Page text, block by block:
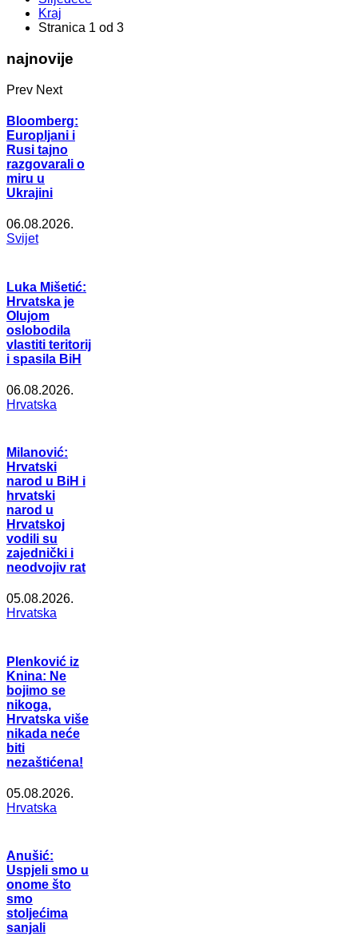
Kraj
Stranica 1 od 3
najnovije
Prev Next
Bloomberg:
Europljani i
Rusi tajno
razgovarali o
miru u
Ukrajini
06.08.2026.
Svijet
Luka Mišetić:
Hrvatska je
Olujom
oslobodila
vlastiti teritorij
i spasila BiH
06.08.2026.
Hrvatska
Milanović:
Hrvatski
narod u BiH i
hrvatski
narod u
Hrvatskoj
vodili su
zajednički i
neodvojiv rat
05.08.2026.
Hrvatska
Plenković iz
Knina: Ne
bojimo se
nikoga,
Hrvatska više
nikada neće
biti
nezaštićena!
05.08.2026.
Hrvatska
Anušić:
Uspjeli smo u
onome što
smo
stoljećima
sanjali